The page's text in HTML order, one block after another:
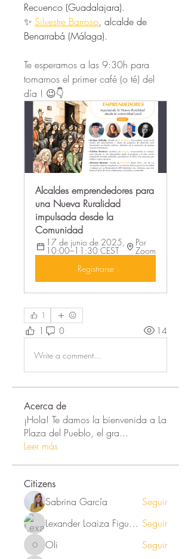
Recuenco (Guadalajara).
✨ Silvestre Barroso, alcalde de
Benarrabá (Málaga).
Te esperamos a las 9:30h para
tomarnos el primer café (o té) del
día ! 😉👇
Alcaldes emprendedores para
una Nueva Ruralidad
impulsada desde la
Comunidad
17 de junio de 2025,
10:00–11:30 CEST
Por
Zoom
Registrarse
1
1 0 14
Write a comment...
Acerca de
¡Hola! Te damos la bienvenida a La
Plaza del Pueblo, el gra...
Leer más
Citizens
Sabrina García
Seguir
Lexander Loaiza Figueroa Seguir
Oli Oli Seguir